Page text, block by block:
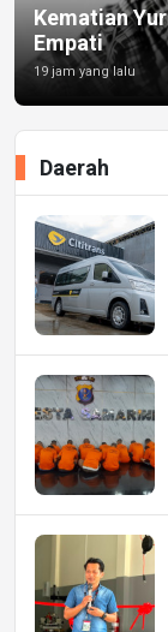
Kematian
Empati
19 jam yang lalu
Daerah